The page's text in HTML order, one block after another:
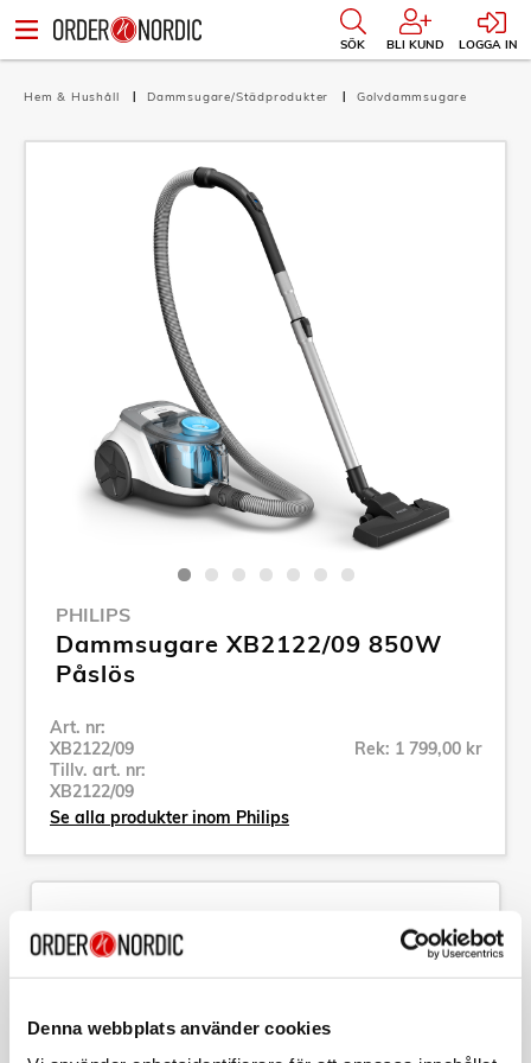
Denna webbplats använder cookies
SÖK BLI KUND LOGGA IN
Hem & Hushåll Dammsugare/Städprodukter Golvdammsugare
PHILIPS
Dammsugare XB2122/09 850W
Påslös
Art. nr:
XB2122/09
Tillv. art. nr:
XB2122/09
Rek: 1 799,00 kr
Se alla produkter inom Philips
Art. nr:XB2122/09